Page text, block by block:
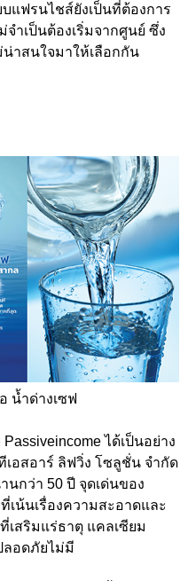
แฟรนไชส์ยังเป็นที่ต้องการ
จำเป็นต้องเริ่มจากศูนย์ ซึ่ง
าสนใจมาให้เลือกกัน
น้ำด่างเซฟ
ได้เป็นอย่าง
เอสอาร์ ลิฟวิ่ง โซลูชั่น จำกัด
กว่า 50 ปี จุดเด่นของ
น้นเรื่องความสะอาดและ
สริมแร่ธาตุ แคลเซียม
ลอดภัยไม่มี